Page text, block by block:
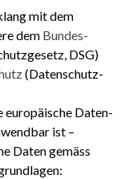
mit dem
dem Bundes­
DSG)
(Daten­schutz­
europäische Daten­
ist –
Daten gemäss